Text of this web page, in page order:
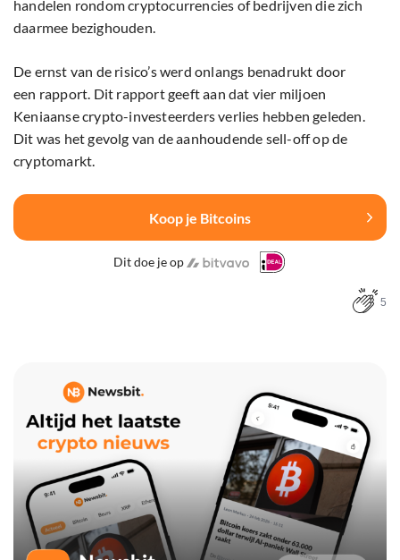
handelen rondom cryptocurrencies of bedrijven die zich
daarmee bezighouden.
De ernst van de risico’s werd onlangs benadrukt door
een rapport. Dit rapport geeft aan dat vier miljoen
Keniaanse crypto-investeerders verlies hebben geleden.
Dit was het gevolg van de aanhoudende sell-off op de
cryptomarkt.
Koop je Bitcoins
Dit doe je op
5